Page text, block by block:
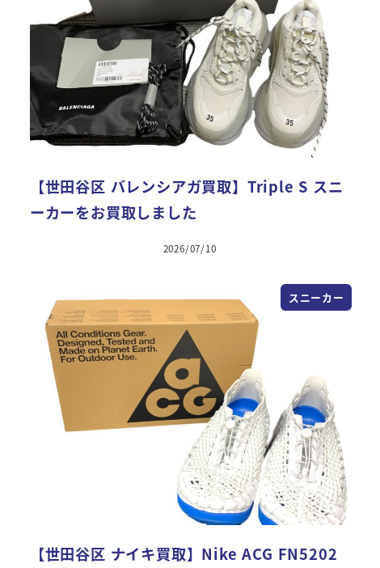
【世田谷区 バレンシアガ買取】Triple S スニ
ーカーをお買取しました
2026/07/10
スニーカー
【世田谷区 ナイキ買取】Nike ACG FN5202